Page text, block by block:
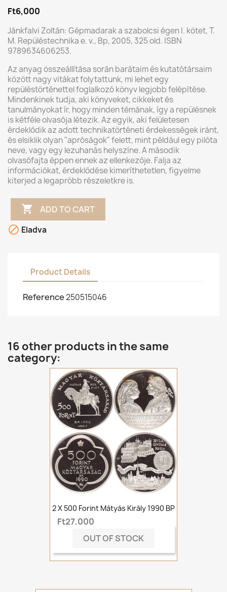
Ft6,000
Jánkfalvi Zoltán: Gépmadarak a szabolcsi égen I. kötet, T.
M. Repüléstechnika e. v., Bp, 2005, 325 old. ISBN
9789634606253.
Az anyag összeállítása során barátaim és kutatótársaim
között nagy vitákat folytattunk, mi lehet egy
repüléstörténettel foglalkozó könyv legjobb felépítése.
Mindenkinek tudja, aki könyveket, cikkeket és
tanulmányokat ír, hogy minden témának, így a repülésnek
is kétféle olvasója létezik. Az egyik, aki felületesen
érdeklődik az adott technikatörténeti érdekességek iránt,
és elsiklik olyan "apróságok" felett, mint például egy pilóta
neve, vagy egy lezuhanás helyszíne. A második
olvasófajta éppen ennek az ellenkezője. Falja az
információkat, érdeklődése kimeríthetetlen, figyelme
kiterjed a legapróbb részeletkre is.
 ADD TO CART
 Eladva
Product Details
Reference250515046
16 other products in the same
category:
2 X 500 Forint Mátyás Király 1990 BP
Ft27,000
OUT OF STOCK